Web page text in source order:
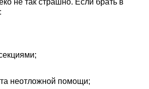
неотложной помощи;